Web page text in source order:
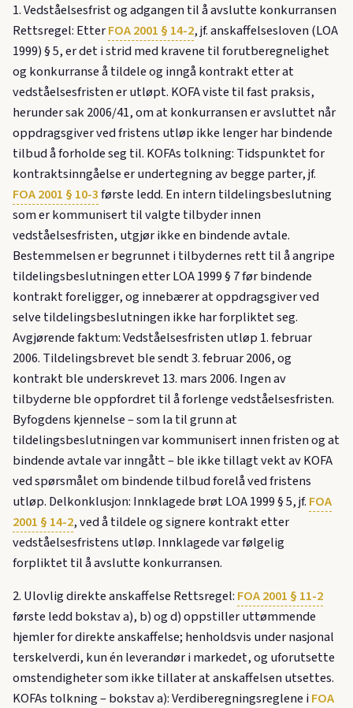
1. Vedståelsesfrist og adgangen til å avslutte konkurransen
Rettsregel: EtterFOA 2001 § 14-2, jf. anskaffelsesloven (LOA
1999) § 5, er det i strid med kravene til forutberegnelighet
og konkurranse å tildele og inngå kontrakt etter at
vedståelsesfristen er utløpt. KOFA viste til fast praksis,
herunder sak 2006/41, om at konkurransen er avsluttet når
oppdragsgiver ved fristens utløp ikke lenger har bindende
tilbud å forholde seg til. KOFAs tolkning: Tidspunktet for
kontraktsinngåelse er undertegning av begge parter, jf.
FOA 2001 § 10-3første ledd. En intern tildelingsbeslutning
som er kommunisert til valgte tilbyder innen
vedståelsesfristen, utgjør ikke en bindende avtale.
Bestemmelsen er begrunnet i tilbydernes rett til å angripe
tildelingsbeslutningen etter LOA 1999 § 7 før bindende
kontrakt foreligger, og innebærer at oppdragsgiver ved
selve tildelingsbeslutningen ikke har forpliktet seg.
Avgjørende faktum: Vedståelsesfristen utløp 1. februar
2006. Tildelingsbrevet ble sendt 3. februar 2006, og
kontrakt ble underskrevet 13. mars 2006. Ingen av
tilbyderne ble oppfordret til å forlenge vedståelsesfristen.
Byfogdens kjennelse – som la til grunn at
tildelingsbeslutningen var kommunisert innen fristen og at
bindende avtale var inngått – ble ikke tillagt vekt av KOFA
ved spørsmålet om bindende tilbud forelå ved fristens
utløp. Delkonklusjon: Innklagede brøt LOA 1999 § 5, jf. FOA
2001 § 14-2, ved å tildele og signere kontrakt etter
vedståelsesfristens utløp. Innklagede var følgelig
forpliktet til å avslutte konkurransen.
2. Ulovlig direkte anskaffelse Rettsregel: FOA 2001 § 11-2
første ledd bokstav a), b) og d) oppstiller uttømmende
hjemler for direkte anskaffelse; henholdsvis under nasjonal
terskelverdi, kun én leverandør i markedet, og uforutsette
omstendigheter som ikke tillater at anskaffelsen utsettes.
KOFAs tolkning – bokstav a): Verdiberegningsreglene iFOA